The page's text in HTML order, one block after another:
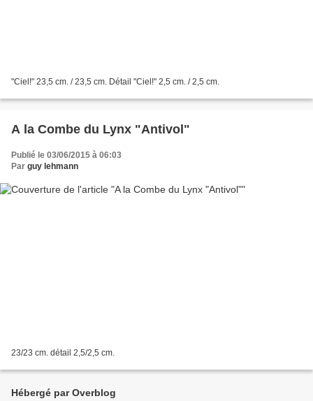
"Ciel!" 23,5 cm. / 23,5 cm. Détail "Ciel!" 2,5 cm. / 2,5 cm.
A la Combe du Lynx "Antivol"
Publié le 03/06/2015 à 06:03
Par guy lehmann
23/23 cm. détail 2,5/2,5 cm.
Hébergé par Overblog